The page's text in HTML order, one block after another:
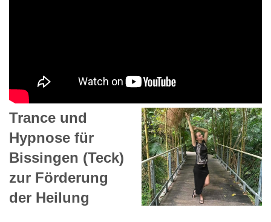
Trance und
Hypnose für
Bissingen (Teck)
zur Förderung
der Heilung